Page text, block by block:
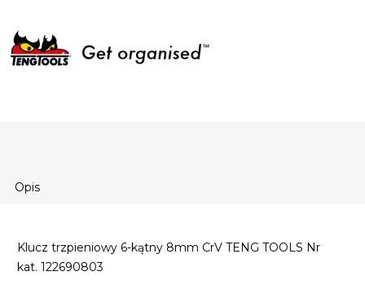
Opis
Klucz trzpieniowy 6-kątny 8mm CrV TENG TOOLS Nr
kat. 122690803